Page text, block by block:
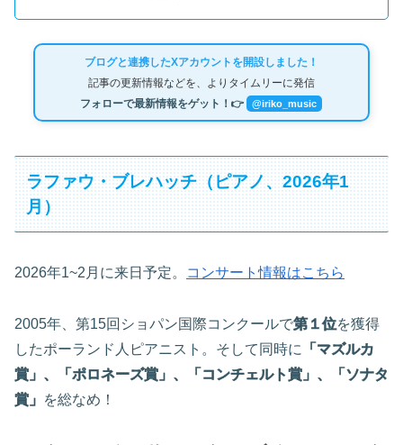
ブログと連携したXアカウントを開設しました！
記事の更新情報などを、よりタイムリーに発信
フォローで最新情報をゲット！👉 @iriko_music
ラファウ・ブレハッチ（ピアノ、2026年1
月）
2026年1~2月に来日予定。 コンサート情報はこちら
2005年、第15回ショパン国際コンクールで第１位を獲得
したポーランド人ピアニスト。そして同時に
「マズルカ
賞」、「ポロネーズ賞」、「コンチェルト賞」、「ソナタ
賞」 を総なめ！